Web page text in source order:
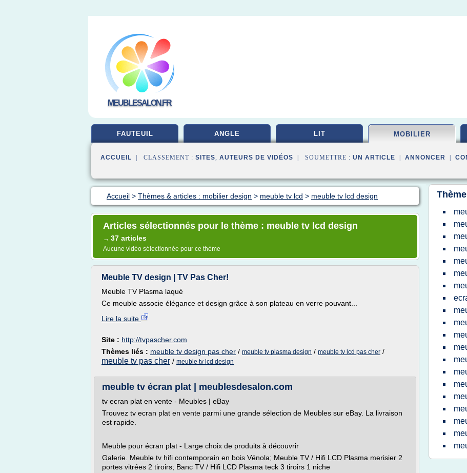
MEUBLESALON.FR
FAUTEUIL ANGLE LIT MOBILIER
ACCUEIL | CLASSEMENT : SITES, AUTEURS DE VIDÉOS | SOUMETTRE : UN ARTICLE ANNONCER
Accueil > Thèmes & articles : mobilier design > meuble tv lcd > meuble tv lcd design
Articles sélectionnés pour le thème : meuble tv lcd design
→ 37 articles
Aucune vidéo sélectionnée pour ce thème
Meuble TV design | TV Pas Cher!
Meuble TV Plasma laqué
Ce meuble associe élégance et design grâce à son plateau en verre pouvant...
Lire la suite
Site : http://tvpascher.com
Thèmes liés : meuble tv design pas cher / meuble tv plasma design / meuble tv lcd pas cher /
meuble tv pas cher / meuble tv lcd design
meuble tv écran plat | meublesdesalon.com
tv ecran plat en vente - Meubles | eBay
Trouvez tv ecran plat en vente parmi une grande sélection de Meubles sur eBay. La livraison
est rapide.
Meuble pour écran plat - Large choix de produits à découvrir
Galerie. Meuble tv hifi contemporain en bois Vénola; Meuble TV / Hifi LCD Plasma merisier 2
portes vitrées 2 tiroirs; Banc TV / Hifi LCD Plasma teck 3 tiroirs 1 niche